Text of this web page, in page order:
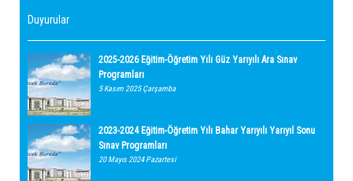
Duyurular
2025-2026 Eğitim-Öğretim Yılı Güz Yarıyılı Ara Sınav
Programları
5 Kasım 2025 Çarşamba
2023-2024 Eğitim-Öğretim Yılı Bahar Yarıyılı Yarıyıl Sonu
Sınav Programları
20 Mayıs 2024 Pazartesi